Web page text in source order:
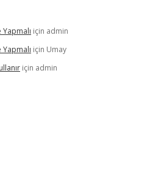
için admin
için Umay
için admin